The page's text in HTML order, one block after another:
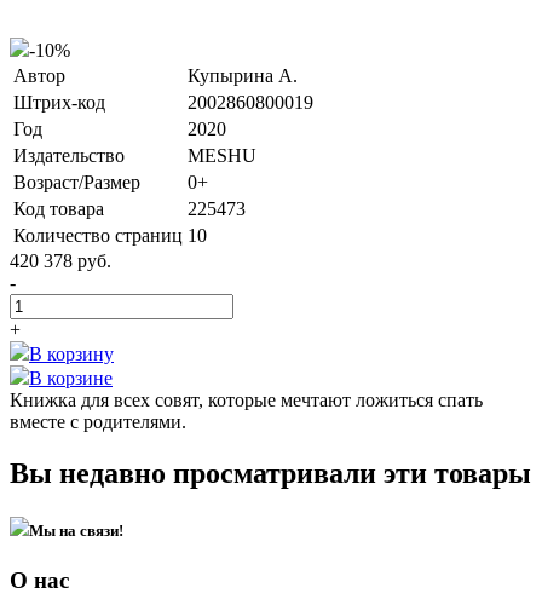
-10%
Автор
Купырина А.
Штрих-код
2002860800019
Год
2020
Издательство
MESHU
Возраст/Размер
0+
Код товара
225473
Количество страниц 10
420 378 руб.
-
+
В корзину
В корзине
Книжка для всех совят, которые мечтают ложиться спать
вместе с родителями.
Вы недавно просматривали эти товары
Мы на связи!
О нас